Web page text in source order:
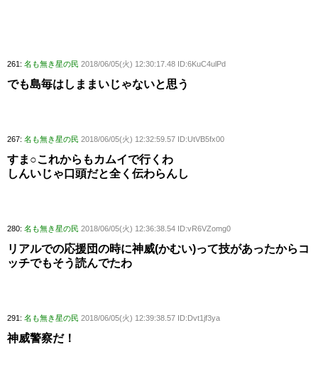
261: 名も無き星の民 2018/06/05(火) 12:30:17.48 ID:6KuC4ulPd
でも島毎はしままいじゃないと思う
267: 名も無き星の民 2018/06/05(火) 12:32:59.57 ID:UtVB5fx00
すま○これからもカムイで行くわ
しんいじゃ口頭だと全く伝わらんし
280: 名も無き星の民 2018/06/05(火) 12:36:38.54 ID:vR6VZomg0
リアルでの応援団の時に神威(かむい)って技があったからコ
ッチでもそう読んでたわ
291: 名も無き星の民 2018/06/05(火) 12:39:38.57 ID:Dvt1jf3ya
神威警察だ！